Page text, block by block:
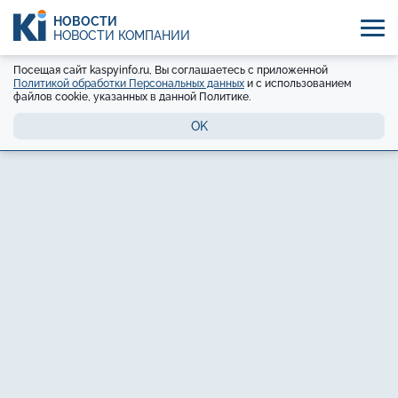
НОВОСТИ
НОВОСТИ КОМПАНИЙ
Посещая сайт kaspyinfo.ru, Вы соглашаетесь с приложенной
Политикой обработки Персональных данных и с использованием
файлов cookie, указанных в данной Политике.
OK